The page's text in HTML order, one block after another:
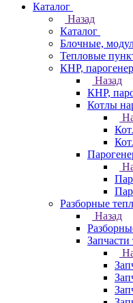
Каталог
Назад
Каталог
Блочные,
Тепловые
КНР,
Назад
КНР,
Котлы
Разборные
Назад